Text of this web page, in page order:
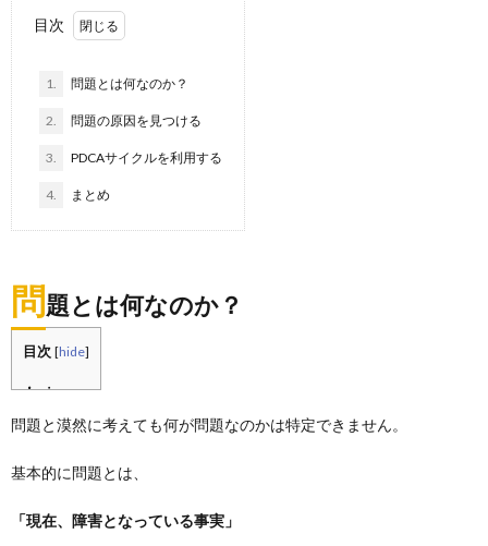
目次
1. 問題とは何なのか？
2. 問題の原因を見つける
3. PDCAサイクルを利用する
4. まとめ
問題とは何なのか？
目次 [hide]
問題と漠然に考えても何が問題なのかは特定できません。
基本的に問題とは、
「現在、障害となっている事実」